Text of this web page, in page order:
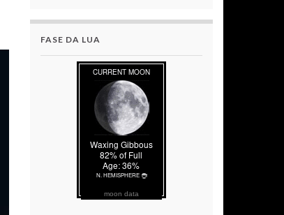
FASE DA LUA
moon data